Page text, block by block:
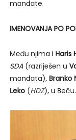
mandate.
IMENOVANJA PO
Među njima i Haris
SDA (razriješen u
mandata), Branko
Leko (HDZ), u Beču.